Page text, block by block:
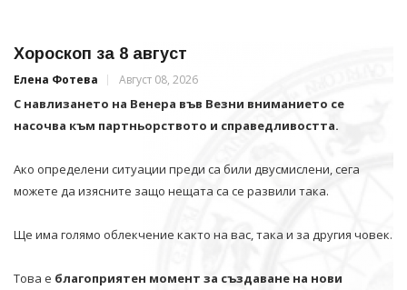
Хороскоп за 8 август
Елена Фотева Август 08, 2026
С навлизането на Венера във Везни вниманието се
насочва към партньорството и справедливостта.
Ако определени ситуации преди са били двусмислени, сега
можете да изясните защо нещата са се развили така.
Ще има голямо облекчение както на вас, така и за другия човек.
Това е благоприятен момент за създаване на нови